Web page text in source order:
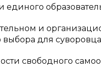
единого
и
для
свободного